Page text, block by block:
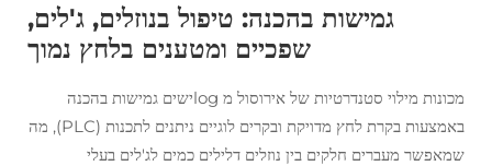
גמישות בהכנה: טיפול בנוזלים, ג'לים,
שפכיים ומטענים בלחץ נמוך
מכונות מילוי סטנדרטיות של אירוסול מ logישים גמישות בהכנה
באמצעות בקרת לחץ מדויקת ובקרים לוגיים ניתנים לתכנות (PLC), מה
שמאפשר מעברים חלקים בין נוזלים דלילים כמים לג'לים בעלי